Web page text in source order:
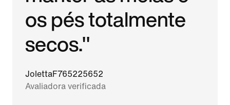
os pés totalmente
secos."
JolettaF765225652
Avaliadora verificada